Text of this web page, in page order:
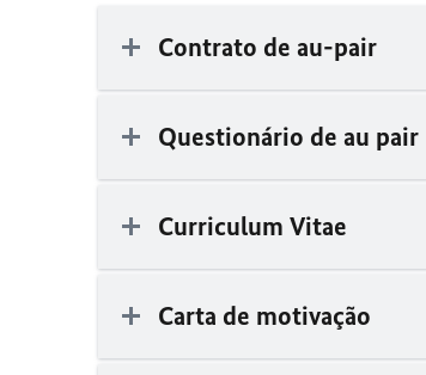
Contrato de au-pair
​​​​​​​Questionário de au pair
Curriculum Vitae
​​​​​​​Carta de motivação